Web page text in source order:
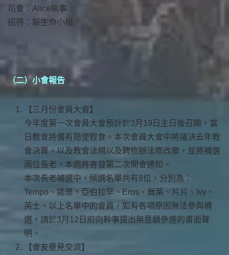
司會：Alice執事
招待：新生命小組
（二）小會報告
【三月份會員大會】
今年度第一次會員大會預計於3月19日主日後召開，當
日教會將備有簡便輕食。本次會員大會中將議決去年教
會決算，以及教會法規以及聘牧辦法修改案，並將補選
兩位長老。本週將寄發第二次開會通知。
本次長老補選中，候選名單共有8位，分別為：
Tempo、諾恩、亞伯拉罕、Eros、舞葉、片片、Ivy、
英士。以上名單中的會員，如有各項原因無法參與補
選，請於3月12日前向幹事提出無意願參選的書面聲
明。
【會友意見交流】